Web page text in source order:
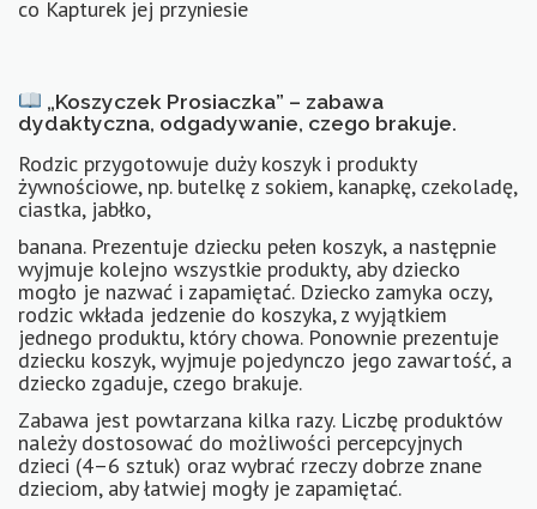
co Kapturek jej przyniesie
„Koszyczek Prosiaczka” – zabawa
dydaktyczna, odgadywanie, czego brakuje.
Rodzic przygotowuje duży koszyk i produkty
żywnościowe, np. butelkę z sokiem, kanapkę, czekoladę,
ciastka, jabłko,
banana. Prezentuje dziecku pełen koszyk, a następnie
wyjmuje kolejno wszystkie produkty, aby dziecko
mogło je nazwać i zapamiętać. Dziecko zamyka oczy,
rodzic wkłada jedzenie do koszyka, z wyjątkiem
jednego produktu, który chowa. Ponownie prezentuje
dziecku koszyk, wyjmuje pojedynczo jego zawartość, a
dziecko zgaduje, czego brakuje.
Zabawa jest powtarzana kilka razy. Liczbę produktów
należy dostosować do możliwości percepcyjnych
dzieci (4–6 sztuk) oraz wybrać rzeczy dobrze znane
dzieciom, aby łatwiej mogły je zapamiętać.